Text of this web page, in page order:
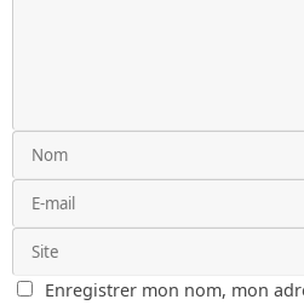
Enregistrer mon nom, mon